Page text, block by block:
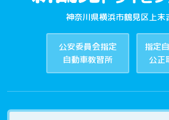
神奈川県横浜市鶴見区上
公安委員会指定
自動車教習所
指定
公正